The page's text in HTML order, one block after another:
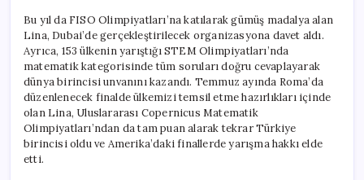
Bu yıl da FISO Olimpiyatları’na katılarak gümüş madalya alan
Lina, Dubai’de gerçekleştirilecek organizasyona davet aldı.
Ayrıca, 153 ülkenin yarıştığı STEM Olimpiyatları’nda
matematik kategorisinde tüm soruları doğru cevaplayarak
dünya birincisi unvanını kazandı. Temmuz ayında Roma’da
düzenlenecek finalde ülkemizi temsil etme hazırlıkları içinde
olan Lina, Uluslararası Copernicus Matematik
Olimpiyatları’ndan da tam puan alarak tekrar Türkiye
birincisi oldu ve Amerika’daki finallerde yarışma hakkı elde
etti.